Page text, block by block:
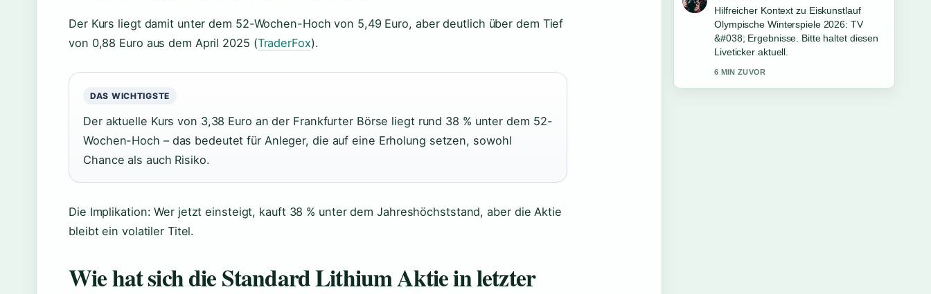
Der Kurs liegt damit unter dem 52-Wochen-Hoch von 5,49 Euro, aber deutlich über dem Tief
von 0,88 Euro aus dem April 2025 (TraderFox).
DAS WICHTIGSTE
Der aktuelle Kurs von 3,38 Euro an der Frankfurter Börse liegt rund 38 % unter dem 52-
Wochen-Hoch – das bedeutet für Anleger, die auf eine Erholung setzen, sowohl
Chance als auch Risiko.
Die Implikation: Wer jetzt einsteigt, kauft 38 % unter dem Jahreshöchststand, aber die Aktie
bleibt ein volatiler Titel.
Wie hat sich die Standard Lithium Aktie in letzter
Hilfreicher Kontext zu Eiskunstlauf
Olympische Winterspiele 2026: TV
&#038; Ergebnisse. Bitte haltet diesen
Liveticker aktuell.
6 MIN ZUVOR